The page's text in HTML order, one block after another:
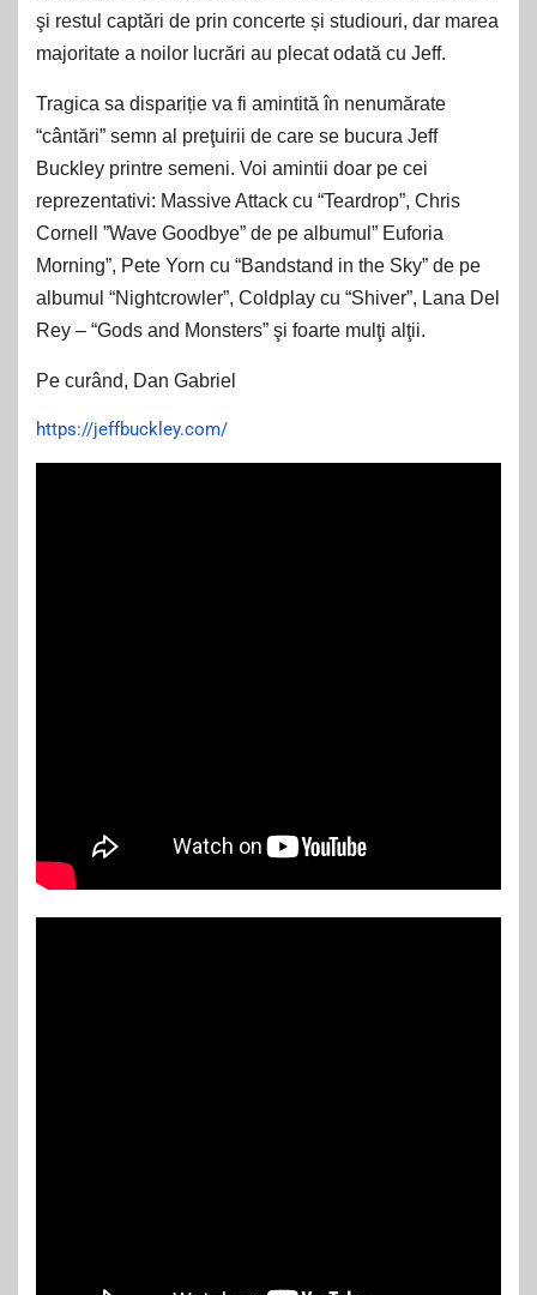
şi restul captări de prin concerte și studiouri, dar marea
majoritate a noilor lucrări au plecat odată cu Jeff.
Tragica sa dispariție va fi amintită în nenumărate
“cântări” semn al preţuirii de care se bucura Jeff
Buckley printre semeni. Voi amintii doar pe cei
reprezentativi: Massive Attack cu “Teardrop”, Chris
Cornell ”Wave Goodbye” de pe albumul” Euforia
Morning”, Pete Yorn cu “Bandstand in the Sky” de pe
albumul “Nightcrowler”, Coldplay cu “Shiver”, Lana Del
Rey – “Gods and Monsters” şi foarte mulţi alţii.
Pe curând, Dan Gabriel
https://jeffbuckley.com/